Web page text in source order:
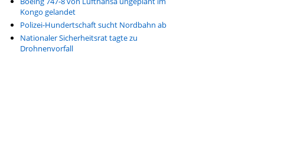
Kongo gelandet
Polizei-Hundertschaft sucht Nordbahn ab
Nationaler Sicherheitsrat tagte zu
Drohnenvorfall